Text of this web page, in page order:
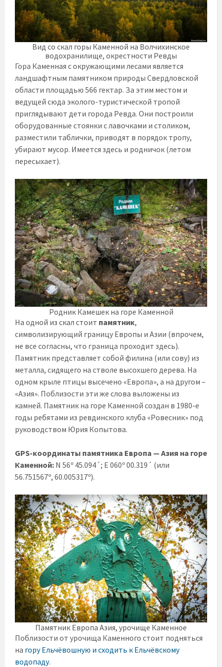
Вид со скал горы Каменной на Волчихинское
водохранилище, окрестности Ревды
Гора Каменная с окружающими лесами является
ландшафтным памятником природы Свердловской
области площадью 566 гектар. За этим местом и
ведущей сюда эколого-туристической тропой
приглядывают дети города Ревда. Они построили
оборудованные стоянки с лавочками и столиком,
разместили таблички, приводят в порядок тропу,
убирают мусор. Имеется здесь и родничок (летом
пересыхает).
Родник Камешек на горе Каменной
На одной из скал стоит памятник,
символизирующий границу Европы и Азии (впрочем,
не все согласны, что граница проходит здесь).
Памятник представляет собой филина (или сову) из
металла, сидящего на стволе высохшего дерева. На
одном крыле птицы высечено «Европа», а на другом –
«Азия». Поблизости эти же слова выложены из
камней. Памятник на горе Каменной создан в 1980-е
годы ребятами из ревдинского клуба «Ровесник» под
руководством Юрия Копытова.
GPS-координаты памятника Европа — Азия на горе
Каменной: N 56º 45.094´; E 060º 00.319´ (или
56.751567º, 60.005317º).
Памятник Европа Азия, урочище Каменное
Поблизости от урочища Каменного стоит подняться
на гору Ельчёвошную и сходить к Ельчёвскому
водопаду.